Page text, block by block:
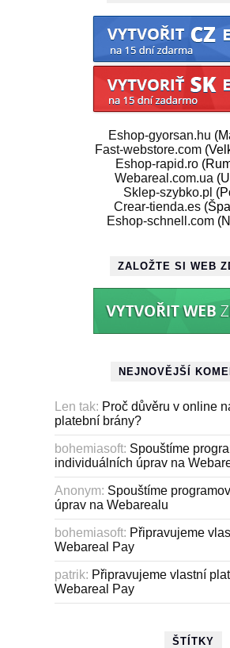
Eshop-gyorsan.hu
Fast-webstore.com
Eshop-rapid.ro
Webareal.com.ua
Sklep-szybko.pl
Crear-tienda.es
Eshop-schnell.com
ZALOŽTE SI WEB
NEJNOVĚJŠÍ
Len tak: Proč důvěru v online
platební brány?
bohemiasoft: Spouštíme
individuálních úprav na
Anonym: Spouštíme
úprav na Webarealu
bohemiasoft: Připravujeme
Webareal Pay
patrik: Připravujeme vlastní
Webareal Pay
ŠTÍTKY